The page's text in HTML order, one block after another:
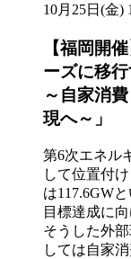
10月25日(金)
【福岡開
ーズに移
～自家消
現へ～」
第6次エネル
して位置付
は117.6GW
目標達成に
そうした外
しては自家